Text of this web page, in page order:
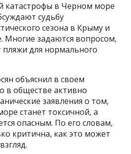
катастрофы в Черном море
судьбу
сезона в Крыму и
Многие задаются вопросом,
пляжи для нормального
объяснил в своем
в обществе активно
заявления о том,
станет токсичной, а
опасным. По его словам,
критична, как это может